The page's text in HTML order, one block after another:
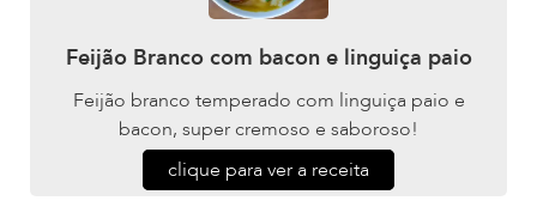
Feijão Branco com bacon e linguiça paio
Feijão branco temperado com linguiça paio e
bacon, super cremoso e saboroso!
clique para ver a receita